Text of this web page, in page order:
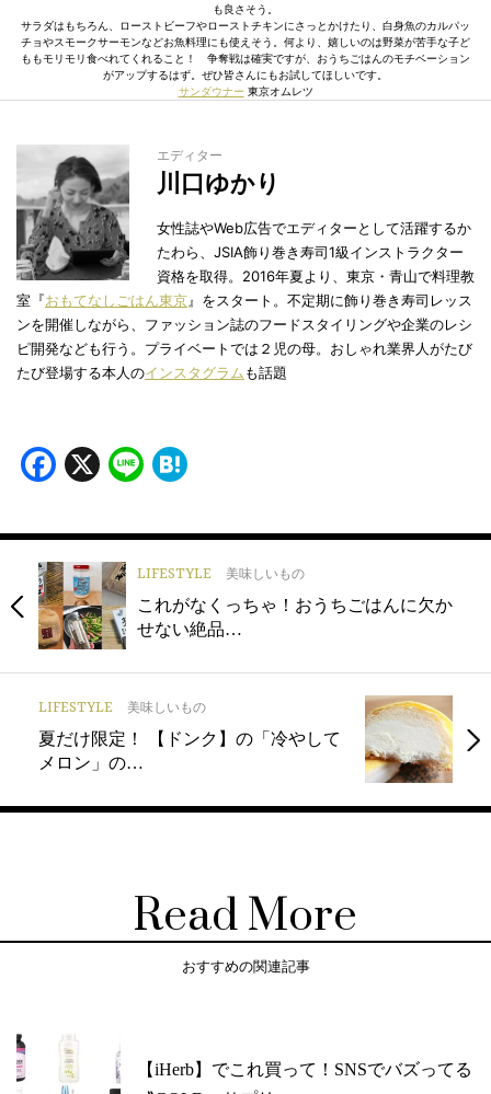
も良さそう。
サラダはもちろん、ローストビーフやローストチキンにさっとかけたり、白身魚のカルパッ
チョやスモークサーモンなどお魚料理にも使えそう。何より、嬉しいのは野菜が苦手な子ど
ももモリモリ食べれてくれること！ 争奪戦は確実ですが、おうちごはんのモチベーション
がアップするはず。ぜひ皆さんにもお試してほしいです。
サンダウナー 東京オムレツ
エディター
川口ゆかり
女性誌やWeb広告でエディターとして活躍するか
たわら、JSIA飾り巻き寿司1級インストラクター
資格を取得。2016年夏より、東京・青山で料理教
室『おもてなしごはん東京』をスタート。不定期に飾り巻き寿司レッス
ンを開催しながら、ファッション誌のフードスタイリングや企業のレシ
ピ開発なども行う。プライベートでは２児の母。おしゃれ業界人がたび
たび登場する本人のインスタグラムも話題
Facebook
X Line
LIFESTYLE 美味しいもの
これがなくっちゃ！おうちごはんに欠か
せない絶品…
LIFESTYLE 美味しいもの
夏だけ限定！ 【ドンク】の「冷やして
メロン」の…
Read More
おすすめの関連記事
【iHerb】でこれ買って！SNSでバズってる